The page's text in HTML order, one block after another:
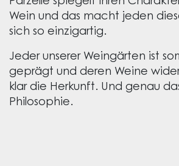
Wein und das macht jeden
sich so einzigartig.
Jeder unserer Weingärten ist
geprägt und deren Weine
klar die Herkunft. Und genau
Philosophie.